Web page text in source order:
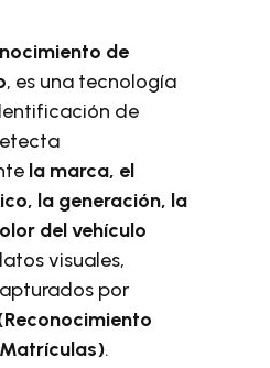
de
, es una tecnología
de
la marca, el
la generación, la
del vehículo
visuales,
por
.